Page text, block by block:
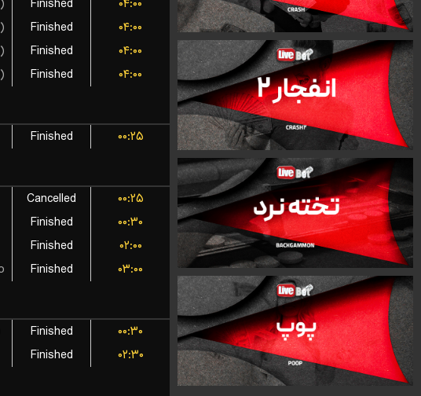
Finished
۰۴:۰۰
Finished
۰۴:۰۰
Finished
۰۴:۰۰
Finished
۰۴:۰۰
Finished
۰۰:۲۵
Cancelled
۰۰:۲۵
Finished
۰۰:۳۰
Finished
۰۲:۰۰
Finished
۰۳:۰۰
Finished
۰۰:۳۰
Finished
۰۲:۳۰